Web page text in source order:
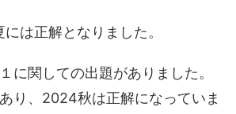
は正解となりました。
に関しての出題がありました。
り、2024秋は正解になっていま